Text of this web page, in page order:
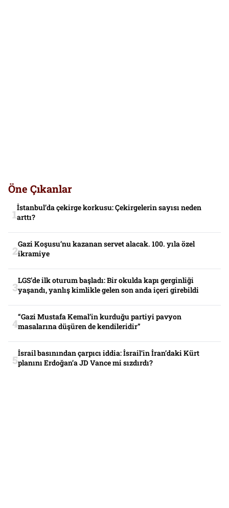
Öne Çıkanlar
İstanbul’da çekirge korkusu: Çekirgelerin sayısı neden
arttı?
Gazi Koşusu’nu kazanan servet alacak. 100. yıla özel
ikramiye
LGS’de ilk oturum başladı: Bir okulda kapı gerginliği
yaşandı, yanlış kimlikle gelen son anda içeri girebildi
“Gazi Mustafa Kemal’in kurduğu partiyi pavyon
masalarına düşüren de kendileridir”
İsrail basınından çarpıcı iddia: İsrail’in İran’daki Kürt
planını Erdoğan’a JD Vance mi sızdırdı?